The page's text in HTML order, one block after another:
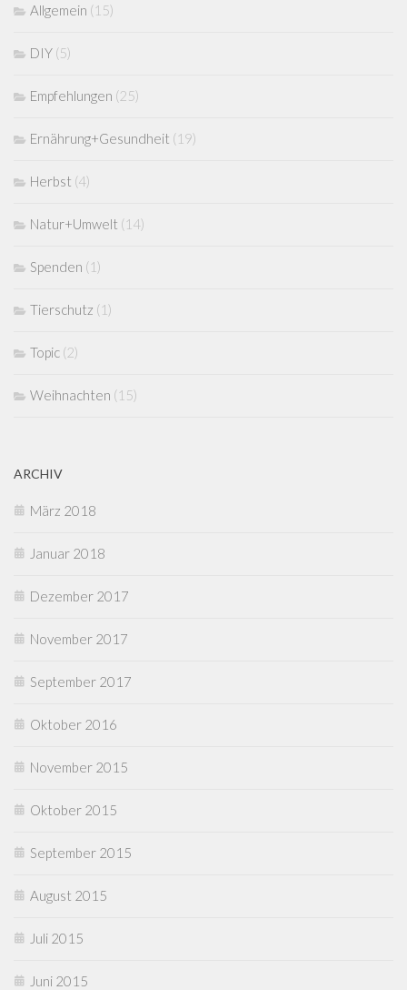
Allgemein (15)
DIY (5)
Empfehlungen (25)
Ernährung+Gesundheit (19)
Herbst (4)
Natur+Umwelt (14)
Spenden (1)
Tierschutz (1)
Topic (2)
Weihnachten (15)
ARCHIV
März 2018
Januar 2018
Dezember 2017
November 2017
September 2017
Oktober 2016
November 2015
Oktober 2015
September 2015
August 2015
Juli 2015
Juni 2015